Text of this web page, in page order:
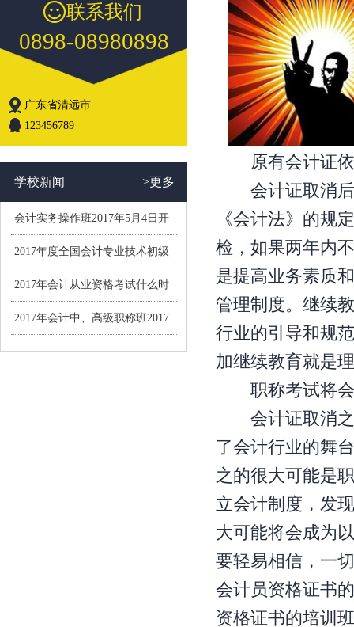
联系我们
0898-08980898
广东省清远市
123456789
学校新闻 >更多
会计实务操作班2017年5月4日开
学(小班制）
2017年度全国会计专业技术初级
资格考试报名通知
2017年会计从业资格考试什么时
候恢复?
2017年会计中、高级职称班2017
年3月1-28日报名
原有会计证依
会计证取消后
《会计法》的规
检，如果两年内
是提高业务素质
管理制度。继续
行业的引导和规
加继续教育就是
职称考试将会
会计证取消之
了会计行业的舞
之的很大可能是
立会计制度，发
大可能将会成为
要轻易相信，一
会计员资格证书
资格证书的培训